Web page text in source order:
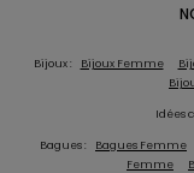
Bijoux : Bijoux Femme
Idées
Bagues : Bagues Femme
Femme